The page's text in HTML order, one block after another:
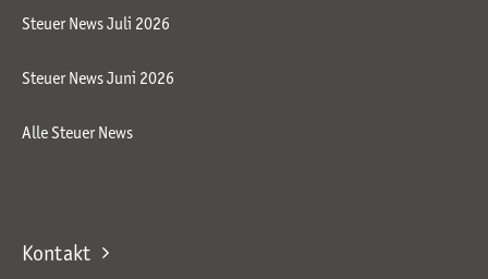
Steuer News Juli 2026
Steuer News Juni 2026
Alle Steuer News
Kontakt